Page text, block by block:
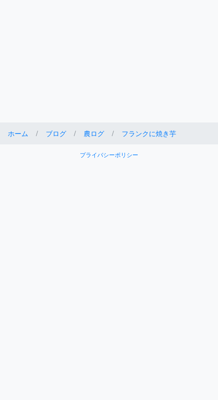
ホーム ブログ 農ログ フランクに焼き芋
プライバシーポリシー